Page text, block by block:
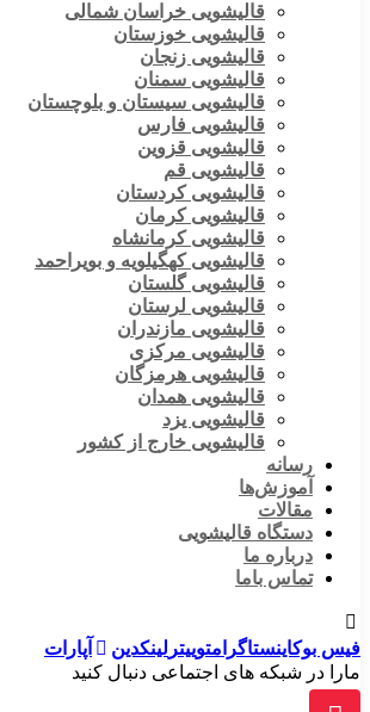
قالیشویی خراسان شمالی
قالیشویی خوزستان
قالیشویی زنجان
قالیشویی سمنان
قالیشویی سیستان و بلوچستان
قالیشویی فارس
قالیشویی قزوین
قالیشویی قم
قالیشویی کردستان
قالیشویی کرمان
قالیشویی کرمانشاه
قالیشویی کهگیلویه و بویراحمد
قالیشویی گلستان
قالیشویی لرستان
قالیشویی مازندران
قالیشویی مرکزی
قالیشویی هرمزگان
قالیشویی همدان
قالیشویی یزد
قالیشویی خارج از کشور
رسانه
آموزش‌ها
مقالات
دستگاه قالیشویی
درباره ما
تماس باما
فیس بوکاینستاگرامتوییتر لینکدین
آپارات
مارا در شبکه های اجتماعی دنبال کنید